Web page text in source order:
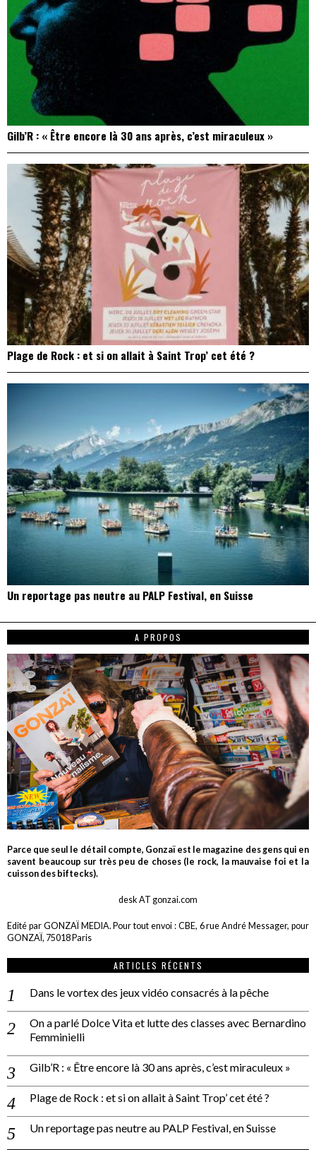
Gilb’R : « Être encore là 30 ans après, c’est miraculeux »
Plage de Rock : et si on allait à Saint Trop’ cet été ?
Un reportage pas neutre au PALP Festival, en Suisse
A PROPOS
Parce que seul le détail compte, Gonzaï est le magazine des gens qui en
savent beaucoup sur très peu de choses (le rock, la mauvaise foi et la
cuisson des biftecks).
desk AT gonzai.com
Edité par GONZAÏ MEDIA. Pour tout envoi : CBE, 6 rue André Messager, pour
GONZAÏ, 75018 Paris
ARTICLES RÉCENTS
Dans le vortex des jeux vidéo consacrés à la pêche
On a parlé Dolce Vita et lutte des classes avec Bernardino
Femminielli
Gilb’R : « Être encore là 30 ans après, c’est miraculeux »
Plage de Rock : et si on allait à Saint Trop’ cet été ?
Un reportage pas neutre au PALP Festival, en Suisse